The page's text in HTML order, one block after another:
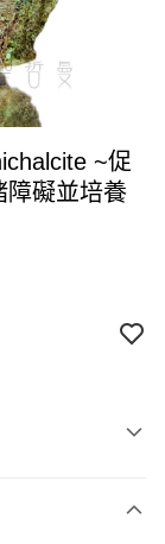
~促
障礙並培養